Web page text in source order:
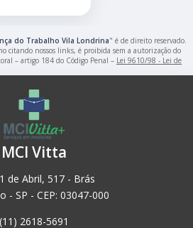
do Trabalho Vila Londrina" é de direito reservado.
citando nossos links, é proibida sem a autorização do
– artigo 184 do Código Penal – Lei 9610/98 - Lei de
MCI Vitta
de Abril, 517 - Brás
- SP - CEP: 03047-000
(11) 2618-5691